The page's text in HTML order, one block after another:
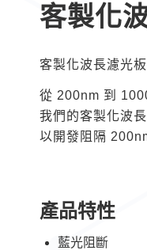
客製化
客製化波長濾光板
從 200nm 到
我們的客製化波
以開發阻隔
產品特性
藍光阻斷